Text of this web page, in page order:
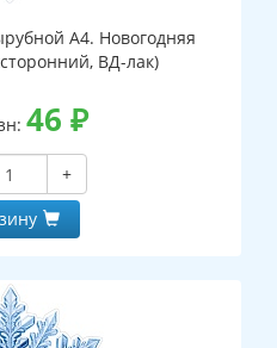
А4. Новогодняя
ВД-лак)
46 ₽
+